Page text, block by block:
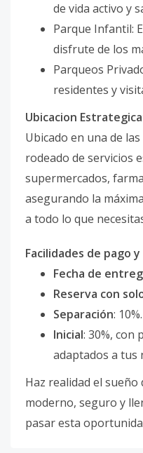
de vida activo y
Parque Infantil:
disfrute de los
Parqueos
residentes y
Ubicacion
Ubicado en una de
rodeado de servicios
supermercados,
asegurando la
a todo lo que
Facilidades de pago
Fecha de
Reserva con
Separación: 10%.
Inicial: 30%, con
adaptados a tus
Haz realidad el
moderno, seguro y
pasar esta